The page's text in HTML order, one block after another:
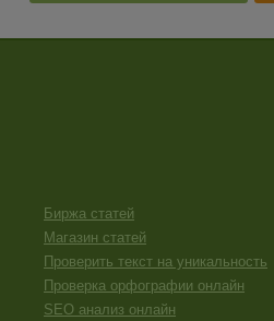
Биржа статей
Магазин статей
Проверить текст на уникальность
Проверка орфографии онлайн
SEO анализ онлайн